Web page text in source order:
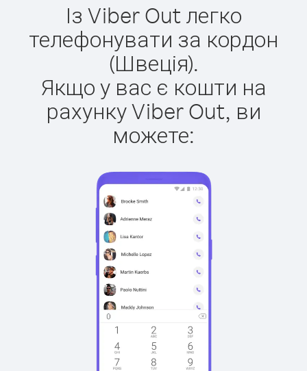
Із Viber Out легко
телефонувати за кордон
(Швеція).
Якщо у вас є кошти на
рахунку Viber Out, ви
можете: